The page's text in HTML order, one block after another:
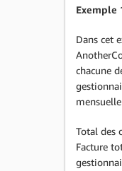
Exemple
Dans cet
chacune
Total des
Facture